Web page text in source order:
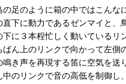
の足のように箱の中ではこんな
直下に動力であるゼンマイと、
下に３本程忙しく動いているリ
ばん上のリンクで向かって左側
鳴き声を再現する笛に空気を送
中のリンクで音の高低を制御し